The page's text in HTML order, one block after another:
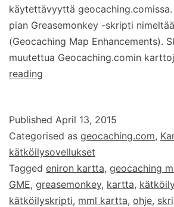
käytettävyyttä
pian Greasemonkey -skripti
(Geocaching Map Enhancements).
muutettua Geocaching.comin
reading
GME-
skriptin
avulla
Published April 13, 2015
Categorised as geocaching.com,
kätköilysovellukset
Tagged eniron kartta, geocaching
GME, greasemonkey, kartta,
kätköilyskripti, mml kartta, ohje,